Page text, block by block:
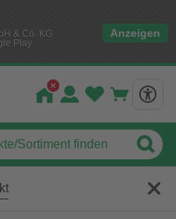
& Co. KG
Play
Anzeigen